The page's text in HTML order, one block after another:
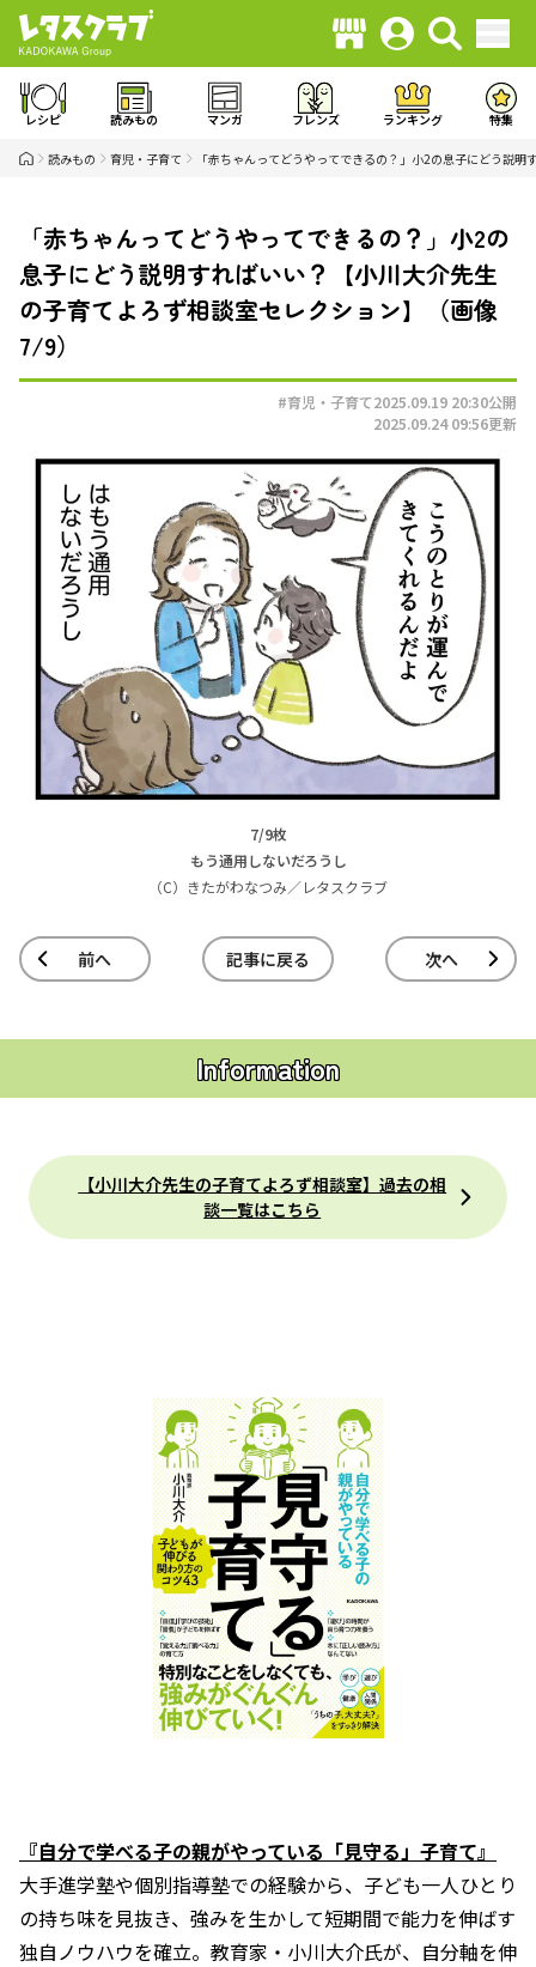
レシピ 読みもの マンガ フレンズ ランキング 特集
読みもの 育児・子育て 「赤ちゃんってどうやってできるの？」小2の息子にどう説
「赤ちゃんってどうやってできるの？」小2の
息子にどう説明すればいい？【小川大介先生
の子育てよろず相談室セレクション】（画像
7/9）
#育児・子育て2025.09.19 20:30公開
2025.09.24 09:56更新
7/9枚
もう通用しないだろうし
（C）きたがわなつみ／レタスクラブ
前へ 記事に戻る 次へ
Information
【小川大介先生の子育てよろず相談室】過去の相
談一覧はこちら
『自分で学べる子の親がやっている「見守る」子育て』
大手進学塾や個別指導塾での経験から、子ども一人ひとり
の持ち味を見抜き、強みを生かして短期間で能力を伸ばす
独自ノウハウを確立。教育家・小川大介氏が、自分軸を伸